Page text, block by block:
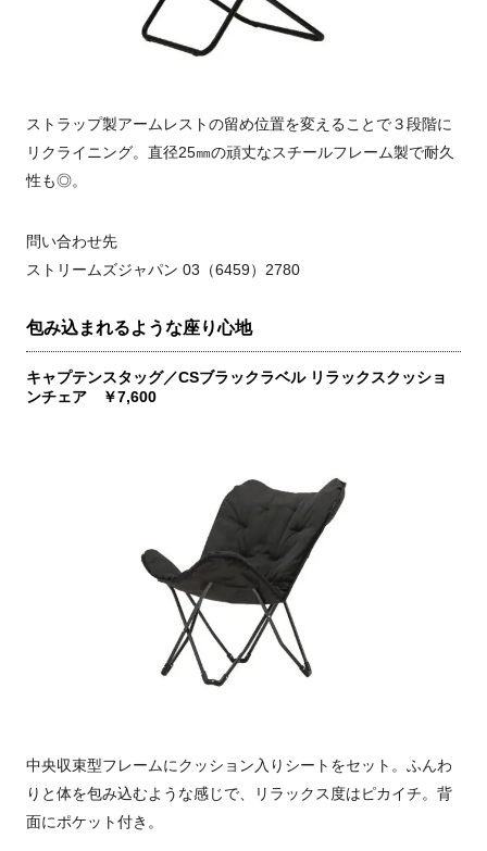
ストラップ製アームレストの留め位置を変えることで３段階に
リクライニング。直径25㎜の頑丈なスチールフレーム製で耐久
性も◎。
問い合わせ先
ストリームズジャパン 03（6459）2780
包み込まれるような座り心地
キャプテンスタッグ／CSブラックラベル リラックスクッショ
ンチェア ￥7,600
中央収束型フレームにクッション入りシートをセット。ふんわ
りと体を包み込むような感じで、リラックス度はピカイチ。背
面にポケット付き。